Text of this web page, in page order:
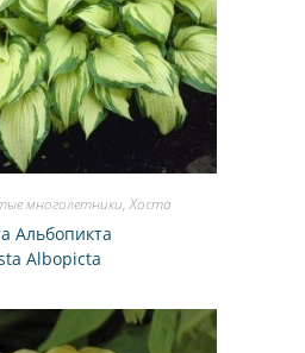
многолетники,Хоста
Альбопикта
Albopicta